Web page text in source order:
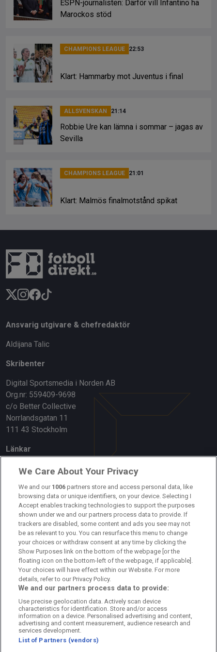
ESPN-journalisten: Därför vill Infantino ha
Marockos stöd
CHAMPIONS LEAGUE 22:53
Klart: Hammarby mot Juventus i final
ALLSVENSKAN 21:14
Robbie Ure kan lämna i sommar – jagas av
Sevilla
CHAMPIONS LEAGUE 21:01
Klart: Malmös finalmotstånd spikat
Ansvarig utgivare & chefredaktör
Aldijana Talic
Skribenter
Digital Sportsmedia i Norden AB
Org.nr: 559409-9698
c/o Better Collective
Norrlandsgatan 11
111 43 Stockholm
Länkar
Om oss
Kontakta oss
Kundtjänst
Sponsor: Rekatochklart
Annonsera på Fotbolldirekt
Redaktionell policy
Personuppgiftspolicy
Cookiepolicy
Arkiv
We Care About Your Privacy
We and our 1006 partners store and access personal data, like
browsing data or unique identifiers, on your device. Selecting I
Accept enables tracking technologies to support the purposes
shown under we and our partners process data to provide. If
trackers are disabled, some content and ads you see may not
be as relevant to you. You can resurface this menu to change
your choices or withdraw consent at any time by clicking the
Show Purposes link on the bottom of the webpage [or the
floating icon on the bottom-left of the webpage, if applicable].
Your choices will have effect within our Website. For more
details, refer to our Privacy Policy.
We and our partners process data to provide:
Use precise geolocation data. Actively scan device
characteristics for identification. Store and/or access
information on a device. Personalised advertising and content,
advertising and content measurement, audience research and
services development.
List of Partners (vendors)